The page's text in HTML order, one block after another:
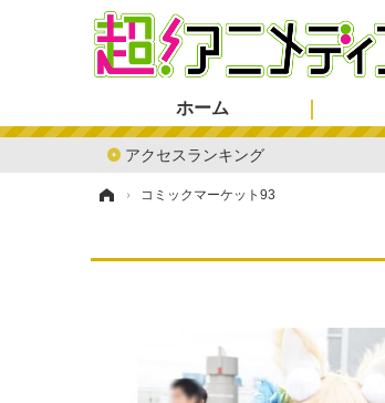
ホーム
アクセスランキング
› コミックマーケット93